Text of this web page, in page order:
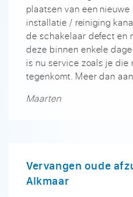
plaatsen van een nieuwe
installatie / reiniging
de schakelaar defect en
deze binnen enkele
is nu service zoals je die
tegenkomt. Meer dan
Maarten
Vervangen oude
Alkmaar